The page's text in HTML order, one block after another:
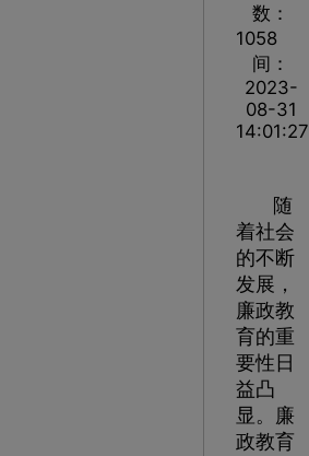
数：
1058
间：
2023-
08-31
14:01:27
随
着社会
的不断
发展，
廉政教
育的重
要性日
益凸
显。廉
政教育